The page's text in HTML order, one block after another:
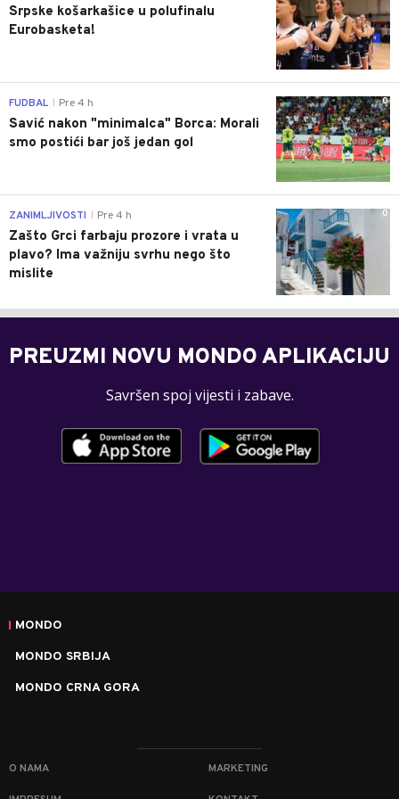
Srpske košarkašice u polufinalu
Eurobasketa!
0
FUDBAL Pre 4 h
Savić nakon "minimalca" Borca: Morali
smo postići bar još jedan gol
0
ZANIMLJIVOSTI Pre 4 h
Zašto Grci farbaju prozore i vrata u
plavo? Ima važniju svrhu nego što
mislite
PREUZMI NOVU MONDO APLIKACIJU
Savršen spoj vijesti i zabave.
MONDO
MONDO SRBIJA
MONDO CRNA GORA
O NAMA MARKETING